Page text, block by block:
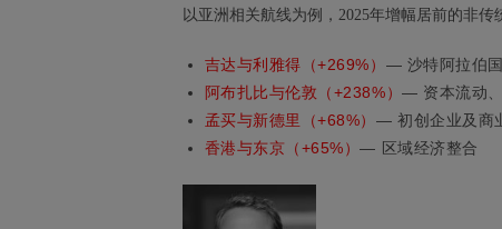
以亚洲相关航线为例，2025年增幅居前的非传
吉达与利雅得（+269%） — 沙特阿拉伯
阿布扎比与伦敦（+238%）— 资本流动
孟买与新德里（+68%） — 初创企业及商
香港与东京（+65%）— 区域经济整合